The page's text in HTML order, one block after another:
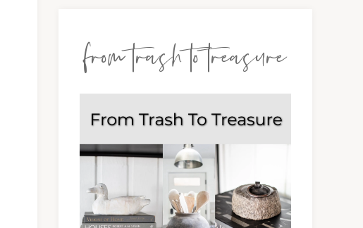
from trash to treasure